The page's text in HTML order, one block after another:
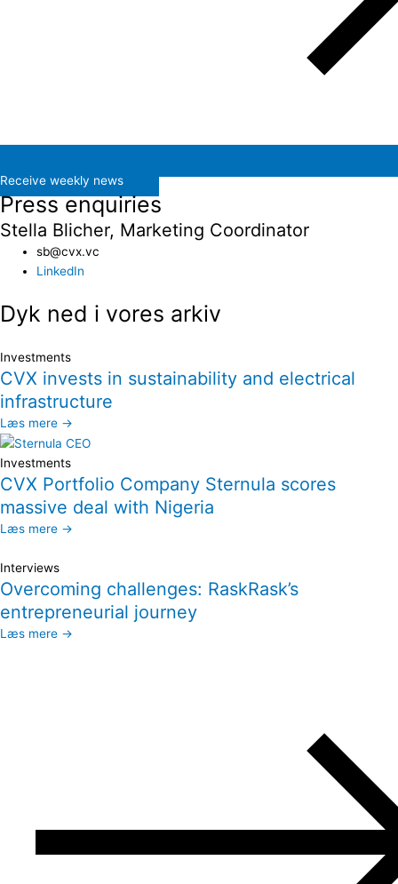
Receive weekly news
Press enquiries
Stella Blicher, Marketing Coordinator
sb@cvx.vc​
LinkedIn
Dyk ned i vores arkiv
Investments
CVX invests in sustainability and electrical
infrastructure
Læs mere →
Investments
CVX Portfolio Company Sternula scores
massive deal with Nigeria
Læs mere →
Interviews
Overcoming challenges: RaskRask’s
entrepreneurial journey
Læs mere →